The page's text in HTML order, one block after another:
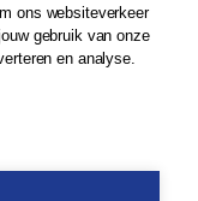
ons websiteverkeer
gebruik van onze
en analyse.